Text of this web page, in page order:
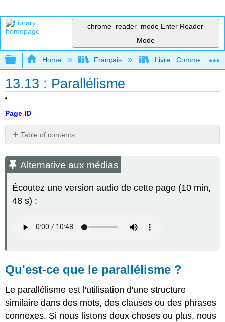
chrome_reader_mode Enter Reader
Mode
Expand/collapse global hierarchy
Home Français Livre : Comment
13.13 : Parallélisme
Page ID
Table of contents
aux
médias
ce
que
Comment
Création
de
à
l'aide
Alternative aux médias
Écoutez une version audio de cette page (10 min,
48 s) :
Qu'est-ce que le parallélisme ?
Le parallélisme est l'utilisation d'une structure
similaire dans des mots, des clauses ou des phrases
connexes. Si nous listons deux choses ou plus, nous